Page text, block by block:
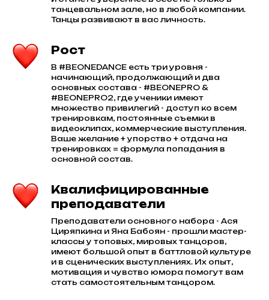
танцевальном зале, но в любой компании.
Танцы развивают в вас личность.
Рост
В #BEONEDANCE есть три уровня -
начинающий, продолжающий и два
основных состава - #BEONEPRO &
#BEONEPRO2, где ученики имеют
множество привилегий - доступ ко всем
тренировкам, постоянные съемки в
видеоклипах, коммерческие выступления.
Ваше желание + упорство + отдача на
тренировках = формула попадания в
основной состав.
Квалифицированные
преподаватели
Преподаватели основного набора - Ася
Циряпкина и Яна Бабоян - прошли мастер-
классы у топовых, мировых танцоров,
имеют большой опыт в баттловой культуре
и в сценических выступлениях. Их опыт,
мотивация и чувство юмора помогут вам
стать самостоятельным танцором.